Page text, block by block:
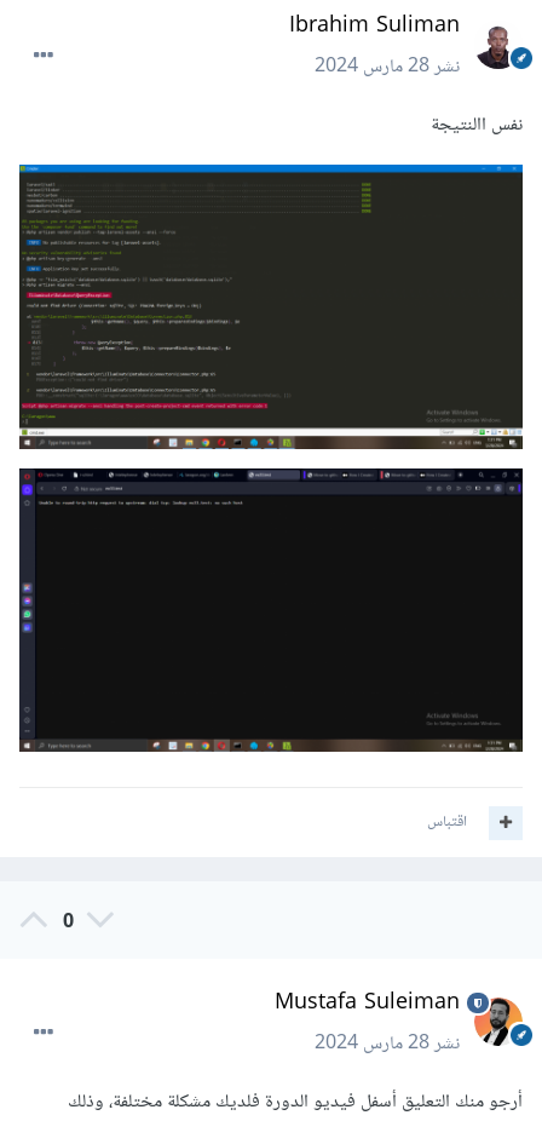
Ibrahim Suliman
نشر28 مارس 2024
نفس االنتيجة
اقتباس
0
Mustafa Suleiman
نشر28 مارس 2024
أرجو منك التعليق أسفل فيديو الدورة فلديك مشكلة مختلفة، وذلك